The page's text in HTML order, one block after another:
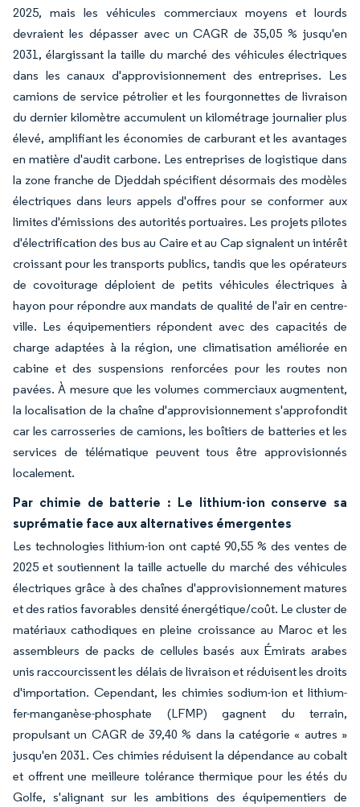
2025, mais les véhicules commerciaux moyens et lourds
devraient les dépasser avec un CAGR de 35,05 % jusqu'en
2031, élargissant la taille du marché des véhicules électriques
dans les canaux d'approvisionnement des entreprises. Les
camions de service pétrolier et les fourgonnettes de livraison
du dernier kilomètre accumulent un kilométrage journalier plus
élevé, amplifiant les économies de carburant et les avantages
en matière d'audit carbone. Les entreprises de logistique dans
la zone franche de Djeddah spécifient désormais des modèles
électriques dans leurs appels d'offres pour se conformer aux
limites d'émissions des autorités portuaires. Les projets pilotes
d'électrification des bus au Caire et au Cap signalent un intérêt
croissant pour les transports publics, tandis que les opérateurs
de covoiturage déploient de petits véhicules électriques à
hayon pour répondre aux mandats de qualité de l'air en centre-
ville. Les équipementiers répondent avec des capacités de
charge adaptées à la région, une climatisation améliorée en
cabine et des suspensions renforcées pour les routes non
pavées. À mesure que les volumes commerciaux augmentent,
la localisation de la chaîne d'approvisionnement s'approfondit
car les carrosseries de camions, les boîtiers de batteries et les
services de télématique peuvent tous être approvisionnés
localement.
Par chimie de batterie : Le lithium-ion conserve sa
suprématie face aux alternatives émergentes
Les technologies lithium-ion ont capté 90,55 % des ventes de
2025 et soutiennent la taille actuelle du marché des véhicules
électriques grâce à des chaînes d'approvisionnement matures
et des ratios favorables densité énergétique/coût. Le cluster de
matériaux cathodiques en pleine croissance au Maroc et les
assembleurs de packs de cellules basés aux Émirats arabes
unis raccourcissent les délais de livraison et réduisent les droits
d'importation. Cependant, les chimies sodium-ion et lithium-
fer-manganèse-phosphate (LFMP) gagnent du terrain,
propulsant un CAGR de 39,40 % dans la catégorie « autres »
jusqu'en 2031. Ces chimies réduisent la dépendance au cobalt
et offrent une meilleure tolérance thermique pour les étés du
Golfe, s'alignant sur les ambitions des équipementiers de